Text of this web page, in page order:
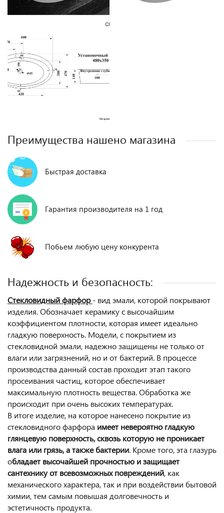
Преимущества нашено магазина
Быстрая доставка
Гарантия производителя на 1 год
Побьем любую цену конкурента
Надежность и безопасность:
Стекловидный фарфор- вид эмали, которой покрывают
изделия. Обозначает керамику с высочайшим
коэффициентом плотности, которая имеет идеально
гладкую поверхность. Модели, с покрытием из
стекловидной эмали, надежно защищены не только от
влаги или загрязнений, но и от бактерий. В процессе
производства данный состав проходит этап такого
просеивания частиц, которое обеспечивает
максимальную плотность вещества. Обработка же
происходит при очень высоких температурах.
В итоге изделие, на которое нанесено покрытие из
стекловидного фарфора имеет невероятно гладкую
глянцевую поверхность, сквозь которую не проникает
влага или грязь, а также бактерии. Кроме того, эта глазурь
обладает высочайшей прочностью и защищает
сантехнику от всевозможных повреждений, как
механического характера, так и при воздействии бытовой
химии, тем самым повышая долговечность и
эстетичность продукта.